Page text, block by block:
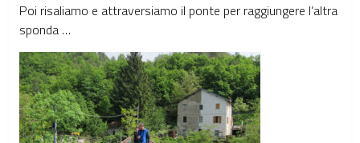
Poi risaliamo e attraversiamo il ponte per raggiungere l’altra
sponda …